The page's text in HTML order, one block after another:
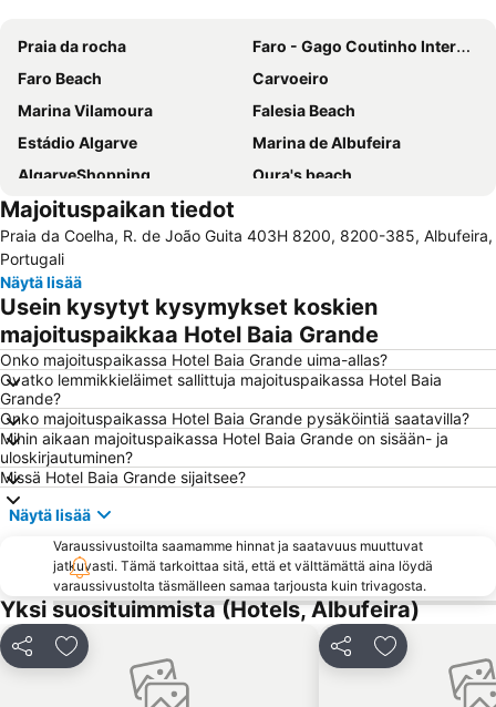
Praia da rocha
Faro - Gago Coutinho International Airport
Faro Beach
Carvoeiro
Marina Vilamoura
Falesia Beach
Estádio Algarve
Marina de Albufeira
AlgarveShopping
Oura's beach
Albufeira Train Station
Aldeia das Açoteias
Carvoeiro Beach
Sesmarias
Alemães Beach
Olhos de Água
Catedral de Faro
Bom Dia
Autodrómo Internacional Algarve
Coelha Beach
Roja Pé
Paderne
Afurada Beach
Vale do Lobo Resort
Estação de Caminhos de Ferro de Faro
Terminal Rodoviário Faro
Parque Natural da Ría Formosa
Fuseta(Mar) Beach
Areias de São João
Retail Park Albufeira
da Marinha
Praia da Quarteira
Praia de Três Irmãos
Do Alvor
Forum Algarve
Dona Ana beach
Majoituspaikan tiedot
Praia da Coelha, R. de João Guita 403H 8200, 8200-385, Albufeira,
Portugali
Näytä lisää
Usein kysytyt kysymykset koskien
majoituspaikkaa Hotel Baia Grande
Onko majoituspaikassa Hotel Baia Grande uima-allas?
Ovatko lemmikkieläimet sallittuja majoituspaikassa Hotel Baia
Grande?
Onko majoituspaikassa Hotel Baia Grande pysäköintiä saatavilla?
Mihin aikaan majoituspaikassa Hotel Baia Grande on sisään- ja
uloskirjautuminen?
Missä Hotel Baia Grande sijaitsee?
Näytä lisää
Varaussivustoilta saamamme hinnat ja saatavuus muuttuvat
jatkuvasti. Tämä tarkoittaa sitä, että et välttämättä aina löydä
varaussivustolta täsmälleen samaa tarjousta kuin trivagosta.
Yksi suosituimmista (Hotels, Albufeira)
Jaa Lisää suosikkeihin Jaa Lisää